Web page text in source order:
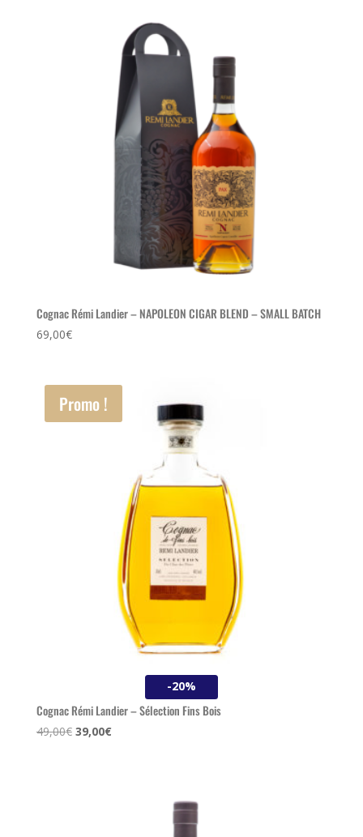
Cognac Rémi Landier – NAPOLEON CIGAR BLEND – SMALL BATCH
69,00€
Promo !
-20%
Cognac Rémi Landier – Sélection Fins Bois
49,00€ Le
39,00€Le